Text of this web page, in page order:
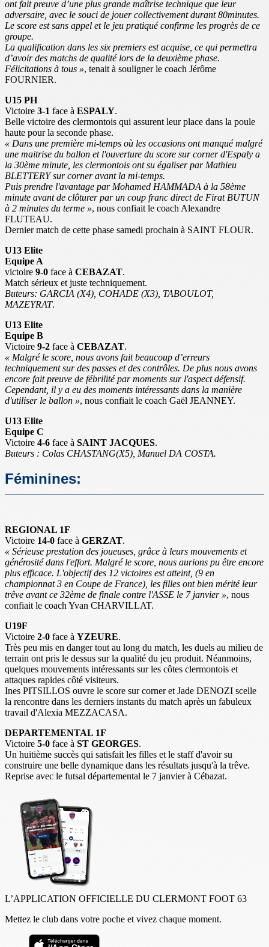
ont fait preuve d’une plus grande maîtrise technique que leur
adversaire, avec le souci de jouer collectivement durant 80minutes.
Le score est sans appel et le jeu pratiqué confirme les progrès de ce
groupe.
La qualification dans les six premiers est acquise, ce qui permettra
d’avoir des matchs de qualité lors de la deuxième phase.
Félicitations à tous », tenait à souligner le coach Jérôme
FOURNIER.
U15 PH
Victoire 3-1 face à ESPALY.
Belle victoire des clermontois qui assurent leur place dans la poule
haute pour la seconde phase.
« Dans une première mi-temps où les occasions ont manqué malgré
une maitrise du ballon et l'ouverture du score sur corner d'Espaly a
la 30ème minute, les clermontois ont su égaliser par Mathieu
BLETTERY sur corner avant la mi-temps.
Puis prendre l'avantage par Mohamed HAMMADA à la 58ème
minute avant de clôturer par un coup franc direct de Firat BUTUN
à 2 minutes du terme », nous confiait le coach Alexandre
FLUTEAU.
Dernier match de cette phase samedi prochain à SAINT FLOUR.
U13 Elite
Equipe A
victoire 9-0 face à CEBAZAT.
Match sérieux et juste techniquement.
Buteurs: GARCIA (X4), COHADE (X3), TABOULOT,
MAZEYRAT.
U13 Elite
Equipe B
Victoire 9-2 face à CEBAZAT.
« Malgré le score, nous avons fait beaucoup d’erreurs
techniquement sur des passes et des contrôles. De plus nous avons
encore fait preuve de fébrilité par moments sur l'aspect défensif.
Cependant, il y a eu des moments intéressants dans la manière
d'utiliser le ballon », nous confiait le coach Gaël JEANNEY.
U13 Elite
Equipe C
Victoire 4-6 face à SAINT JACQUES.
Buteurs : Colas CHASTANG(X5), Manuel DA COSTA.
Féminines:
REGIONAL 1F
Victoire 14-0 face à GERZAT.
« Sérieuse prestation des joueuses, grâce à leurs mouvements et
générosité dans l'effort. Malgré le score, nous aurions pu être encore
plus efficace. L'objectif des 12 victoires est atteint, (9 en
championnat 3 en Coupe de France), les filles ont bien mérité leur
trêve avant ce 32ème de finale contre l'ASSE le 7 janvier », nous
confiait le coach Yvan CHARVILLAT.
U19F
Victoire 2-0 face à YZEURE.
Très peu mis en danger tout au long du match, les duels au milieu de
terrain ont pris le dessus sur la qualité du jeu produit. Néanmoins,
quelques mouvements intéressants sur les côtes clermontois et
attaques rapides côté visiteurs.
Ines PITSILLOS ouvre le score sur corner et Jade DENOZI scelle
la rencontre dans les derniers instants du match après un fabuleux
travail d'Alexia MEZZACASA.
DEPARTEMENTAL 1F
Victoire 5-0 face à ST GEORGES.
Un huitième succès qui satisfait les filles et le staff d'avoir su
construire une belle dynamique dans les résultats jusqu'à la trêve.
Reprise avec le futsal départemental le 7 janvier à Cébazat.
L’APPLICATION OFFICIELLE DU CLERMONT FOOT 63
Mettez le club dans votre poche et vivez chaque moment.